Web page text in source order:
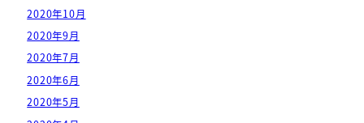
2020年10月
2020年9月
2020年7月
2020年6月
2020年5月